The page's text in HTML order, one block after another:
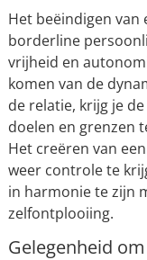
Het beëindigen
borderline
vrijheid en
komen van de
de relatie, krijg je
doelen en grenzen
Het creëren van
weer controle te
in harmonie te zijn
zelfontplooiing.
Gelegenheid